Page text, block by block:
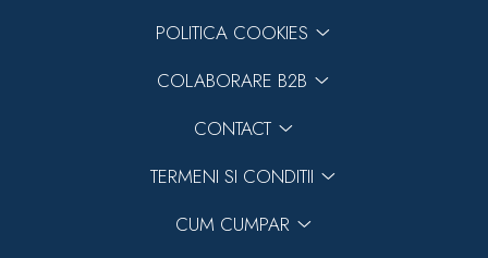
POLITICA COOKIES
COLABORARE B2B
CONTACT
TERMENI SI CONDITII
CUM CUMPAR